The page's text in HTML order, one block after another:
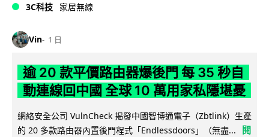
3C科技 家居無線
Vin 1 日
逾 20 款平價路由器爆後門 每 35 秒自
動連線回中國 全球 10 萬用家私隱堪憂
網絡安全公司 VulnCheck 揭發中國智博通電子（Zbtlink）生產
的 20 多款路由器內置後門程式「Endlessdoors」（無盡...
閱